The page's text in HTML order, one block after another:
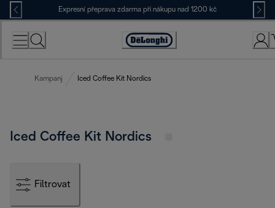
Skip
to
Content
Expresní přeprava zdarma při nákupu nad 1200 kč
Accessibility
Kampanj Iced Coffee Kit Nordics
Iced Coffee Kit Nordics
Filtrovat